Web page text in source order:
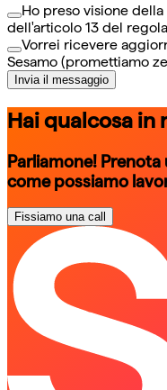
Ho preso visione della
dell'articolo 13 del
Vorrei ricevere
Sesamo (promettiamo
Invia il messaggio
Hai qualcosa in
Parliamone!
come possiamo
Fissiamo una call